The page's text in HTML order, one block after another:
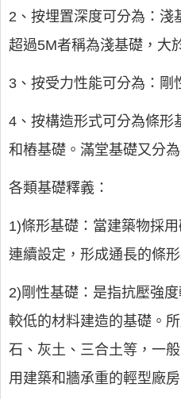
2、按埋置深度可分為：淺
超過5M者稱為淺基礎，大
3、按受力性能可分為：剛
4、按構造形式可分為條形
和樁基礎。滿堂基礎又分
各類基礎釋義：
1)條形基礎：當建築物採
連續設定，形成通長的條形
2)剛性基礎：是指抗壓強
較低的材料建造的基礎。
石、灰土、三合土等，一
用建築和牆承重的輕型廠房